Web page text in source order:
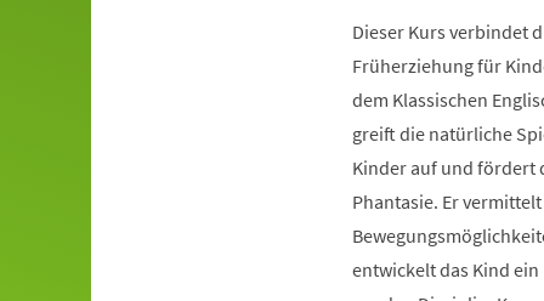
Dieser Kurs verbindet
Früherziehung für
dem Klassischen
greift die natürliche
Kinder auf und fördert
Phantasie. Er
entwickelt das Kind